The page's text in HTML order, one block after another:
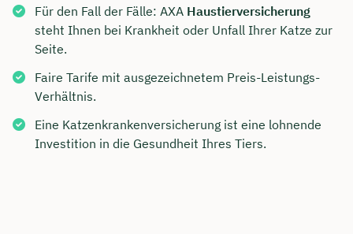
Für den Fall der Fälle: AXA Haustierversicherung
steht Ihnen bei Krankheit oder Unfall Ihrer Katze zur
Seite.
Faire Tarife mit ausgezeichnetem Preis-Leistungs-
Verhältnis.
Eine Katzenkrankenversicherung ist eine lohnende
Investition in die Gesundheit Ihres Tiers.